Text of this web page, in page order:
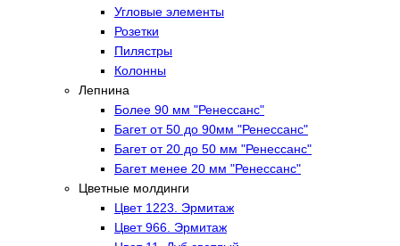
Угловые элементы
Розетки
Пилястры
Колонны
Лепнина
Более 90 мм "Ренессанс"
Багет от 50 до 90мм "Ренессанс"
Багет от 20 до 50 мм "Ренессанс"
Багет менее 20 мм "Ренессанс"
Цветные молдинги
Цвет 1223. Эрмитаж
Цвет 966. Эрмитаж